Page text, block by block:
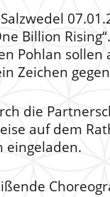
Billion
Pohlan
Zeichen
die
auf dem
eingeladen.